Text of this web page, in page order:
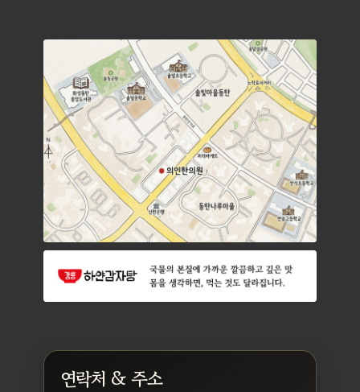
연락처 & 주소